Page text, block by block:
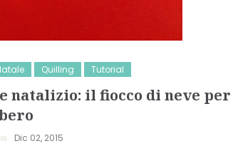
Quilling Tutorial
natalizio: il fiocco di neve per
Dic 02, 2015